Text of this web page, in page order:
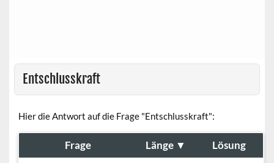
Entschlusskraft
Hier die Antwort auf die Frage "Entschlusskraft":
Frage Länge ▼ Lösung